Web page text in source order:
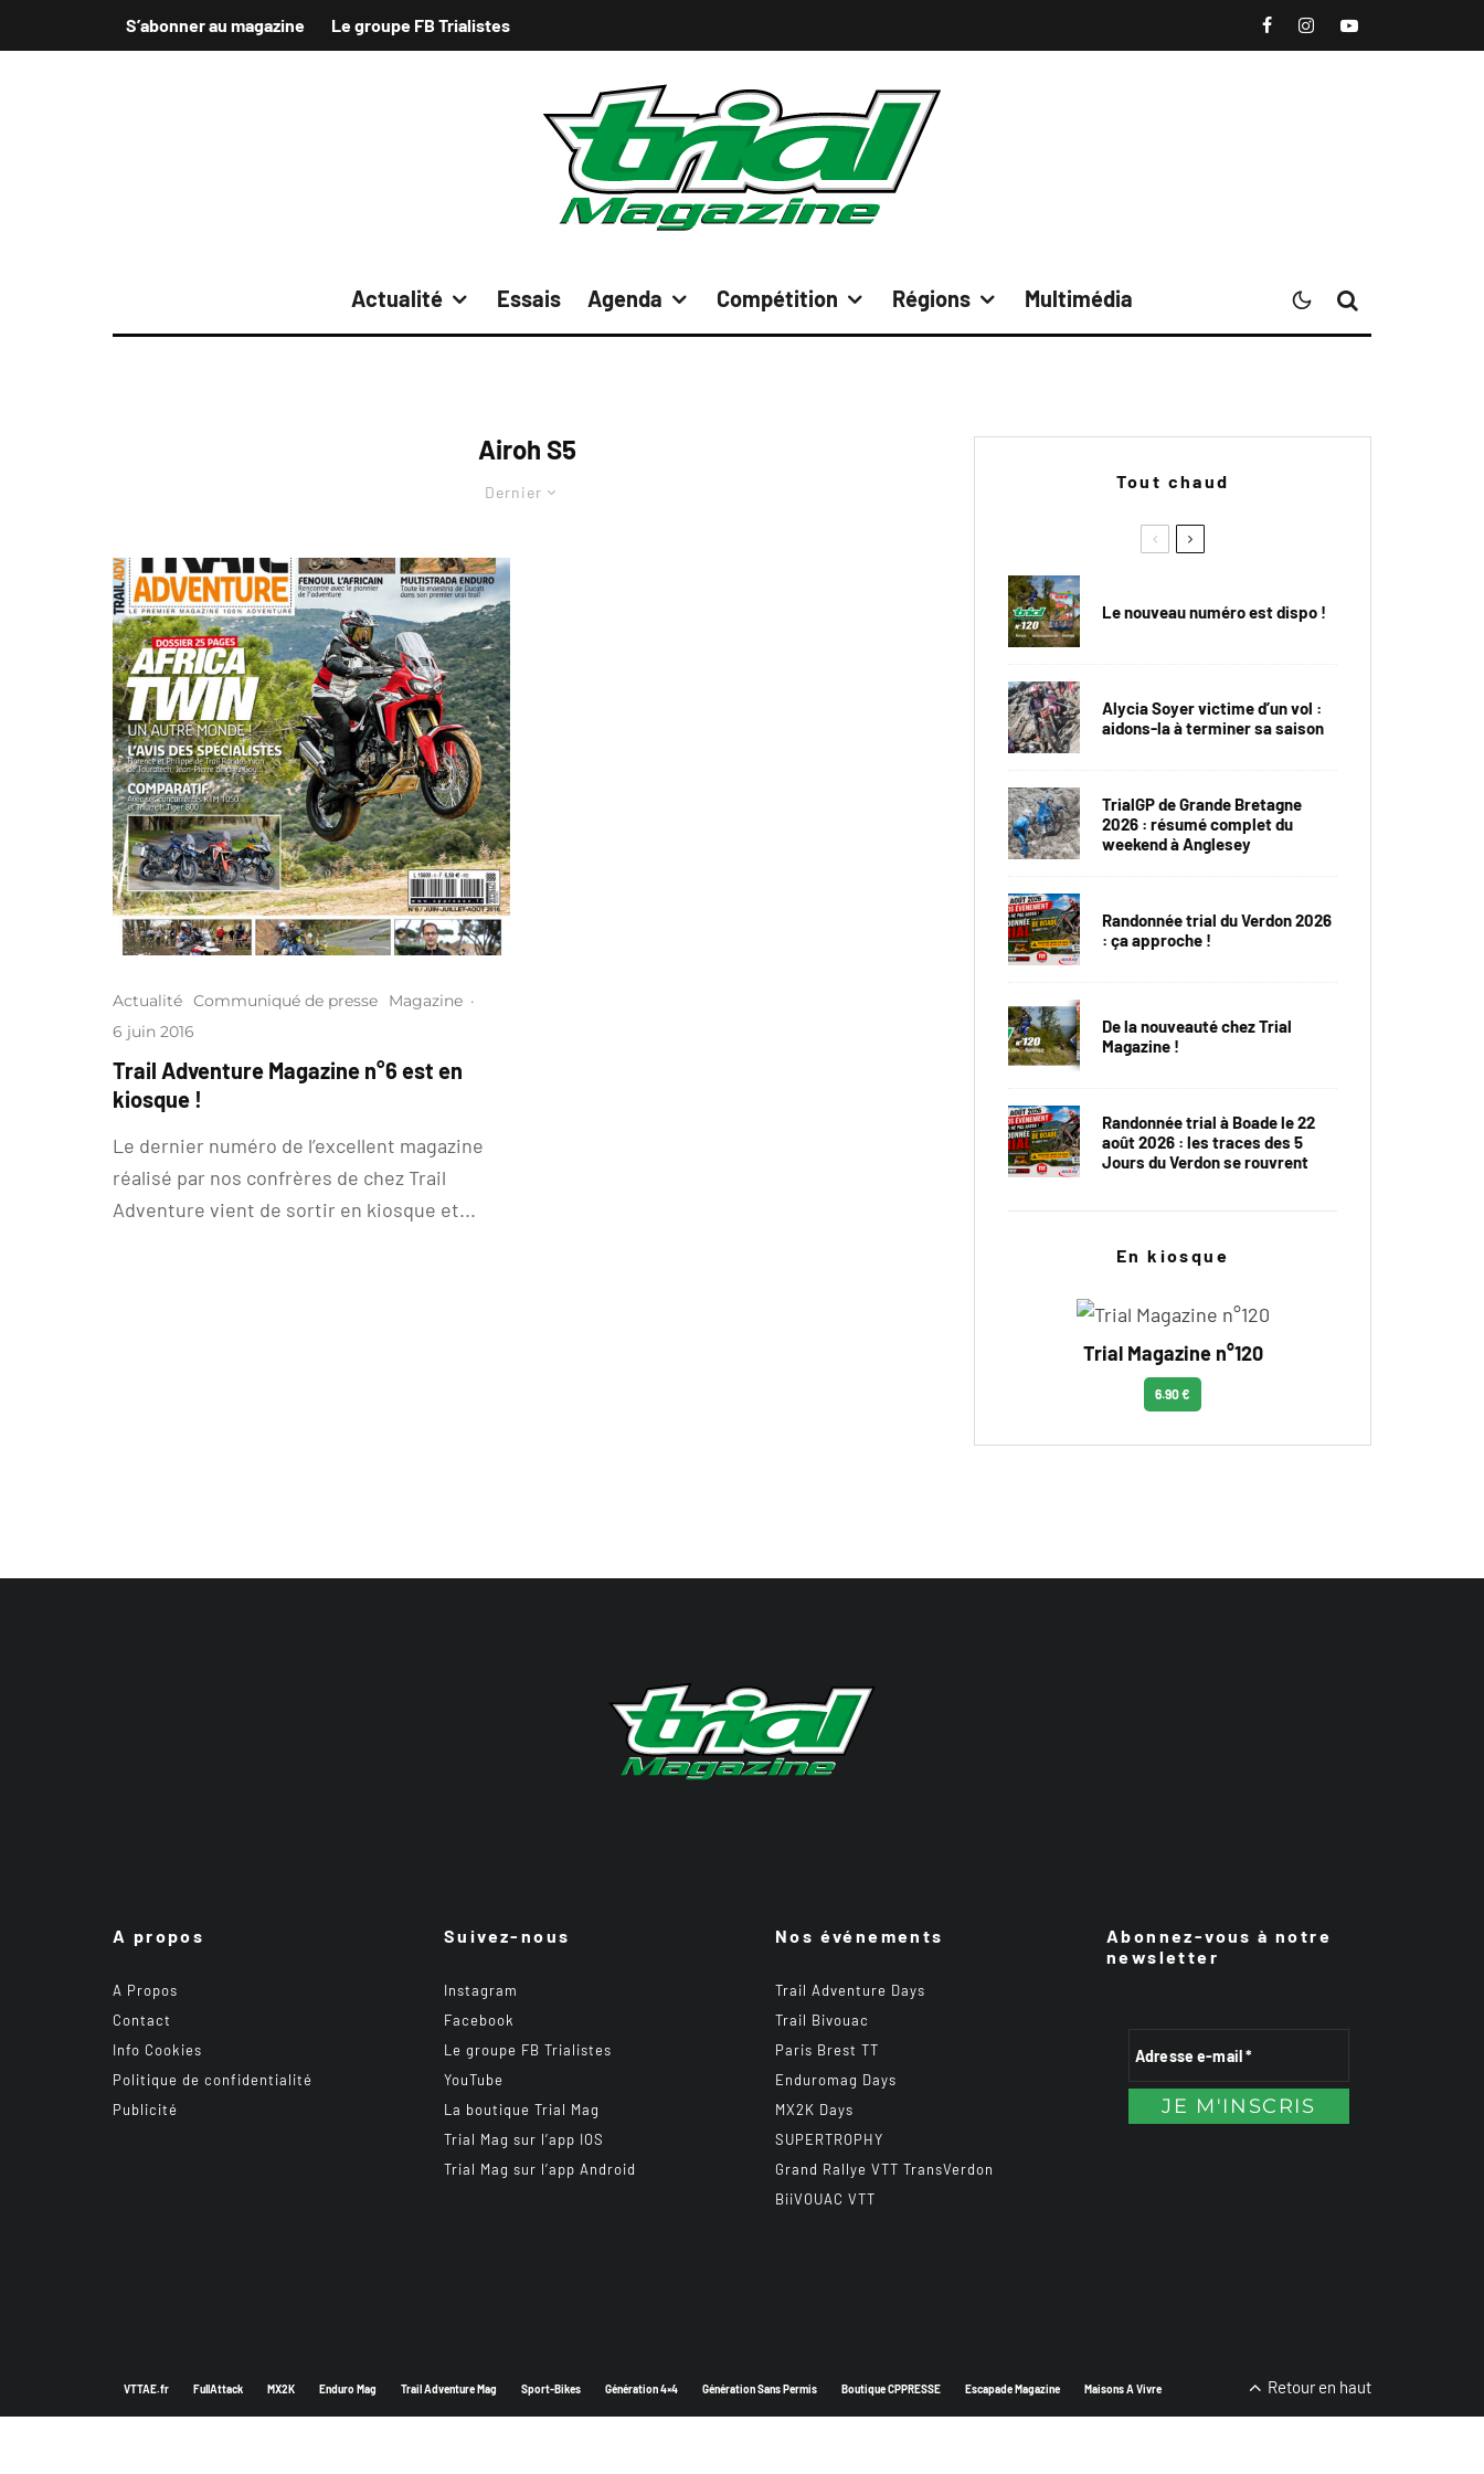
S’abonner au magazine Le groupe FB Trialistes
Actualité Essais Agenda Compétition Régions Multimédia
Airoh S5
Dernier
Actualité Communiqué de presse Magazine ·
6 juin 2016
Trail Adventure Magazine n°6 est en
kiosque !
Le dernier numéro de l’excellent magazine
réalisé par nos confrères de chez Trail
Adventure vient de sortir en kiosque et...
Tout chaud
Le nouveau numéro est dispo !
Alycia Soyer victime d’un vol :
aidons-la à terminer sa saison
TrialGP de Grande Bretagne
2026 : résumé complet du
weekend à Anglesey
Randonnée trial du Verdon 2026
: ça approche !
De la nouveauté chez Trial
Magazine !
Randonnée trial à Boade le 22
août 2026 : les traces des 5
Jours du Verdon se rouvrent
En kiosque
Trial Magazine n°120
6.90 €
A propos
A Propos
Contact
Info Cookies
Politique de confidentialité
Publicité
Suivez-nous
Instagram
Facebook
Le groupe FB Trialistes
YouTube
La boutique Trial Mag
Trial Mag sur l’app IOS
Trial Mag sur l’app Android
Nos événements
Trail Adventure Days
Trail Bivouac
Paris Brest TT
Enduromag Days
MX2K Days
SUPERTROPHY
Grand Rallye VTT TransVerdon
BiiVOUAC VTT
Abonnez-vous à notre
newsletter
VTTAE.fr FullAttack MX2K Enduro Mag Trail Adventure Mag Sport-Bikes Génération 4×4 Génération Sans Permis Boutique CPPRESSE Escapade Magazine Maisons A Vivre Retour en haut